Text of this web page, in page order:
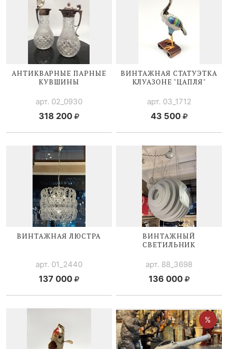
АНТИКВАРНЫЕ ПАРНЫЕ
КУВШИНЫ
арт. 02_0930
318 200
ВИНТАЖНАЯ СТАТУЭТКА
КЛУАЗОНЕ "ЦАПЛЯ"
арт. 03_1712
43 500
ВИНТАЖНАЯ ЛЮСТРА
арт. 01_2440
137 000
ВИНТАЖНЫЙ
СВЕТИЛЬНИК
арт. 88_3698
136 000